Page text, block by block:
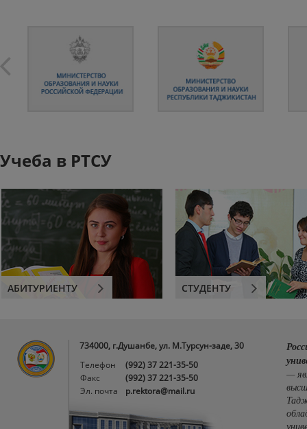
Учеба в РТСУ
АБИТУРИЕНТУ СТУДЕНТУ
734000, г.Душанбе, ул. М.Турсун-заде, 30
Телефон
(992) 37 221-35-50
Факс
(992) 37 221-35-50
Эл. почта
p.rektora@mail.ru
—